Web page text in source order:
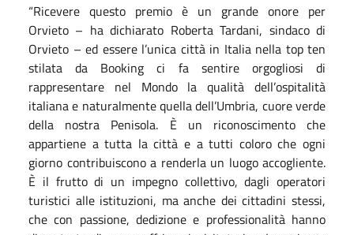
“Ricevere questo premio è un grande onore per
Orvieto – ha dichiarato Roberta Tardani, sindaco di
Orvieto – ed essere l’unica città in Italia nella top ten
stilata da Booking ci fa sentire orgogliosi di
rappresentare nel Mondo la qualità dell’ospitalità
italiana e naturalmente quella dell’Umbria, cuore verde
della nostra Penisola. È un riconoscimento che
appartiene a tutta la città e a tutti coloro che ogni
giorno contribuiscono a renderla un luogo accogliente.
È il frutto di un impegno collettivo, dagli operatori
turistici alle istituzioni, ma anche dei cittadini stessi,
che con passione, dedizione e professionalità hanno